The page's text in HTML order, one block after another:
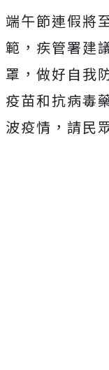
端午節連假將
範，疾管署建
罩，做好自我
疫苗和抗病毒
波疫情，請民